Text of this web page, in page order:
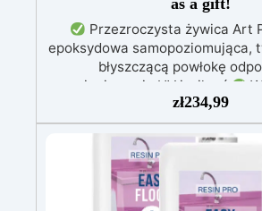
as a gift!
Przezroczysta żywica Art
epoksydowa samopoziomująca,
błyszczącą powłokę
promieniowanie UV i wilgoć.
zastosowanie: Idealna do prac
(fluid-art), pokrywania
oraz mocowania elementów
takich jak kamień i szkło.
Stosunek mieszania 100:66,
ciągu 6 godzin w
zł234,99